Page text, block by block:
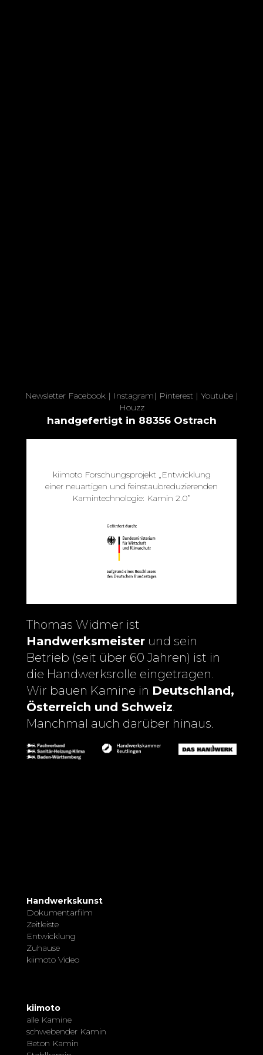
Newsletter Facebook| Instagram| Pinterest| Youtube|
Houzz
handgefertigt in 88356 Ostrach
kiimoto Forschungsprojekt „Entwicklung
einer neuartigen und feinstaubreduzierenden
Kamintechnologie: Kamin 2.0”
Thomas Widmer ist
Handwerksmeister und sein
Betrieb (seit über 60 Jahren) ist in
die Handwerksrolle eingetragen.
Wir bauen Kamine in Deutschland,
Österreich und Schweiz
Manchmal auch darüber hinaus.
Handwerkskunst
Dokumentarfilm
Zeitleiste
Entwicklung
Zuhause
kiimoto Video
kiimoto
alle Kamine
schwebender Kamin
Beton Kamin